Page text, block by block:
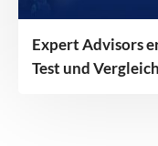
Expert Advisors
Test und Vergleich